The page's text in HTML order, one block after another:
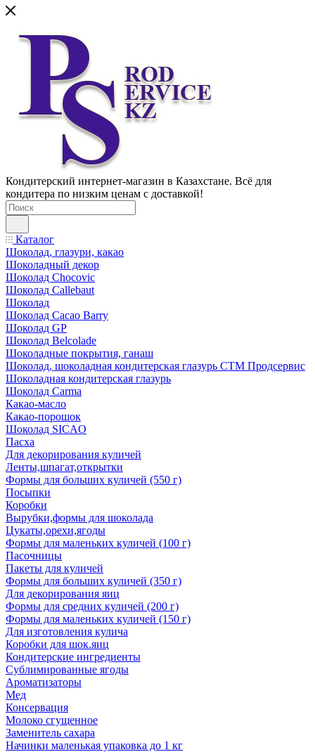
Кондитерский интернет-магазин в Казахстане. Всё для
кондитера по низким ценам с доставкой!
Каталог
Шоколад, глазури, какао
Шоколадный декор
Шоколад Chocovic
Шоколад Callebaut
Шоколад
Шоколад Cacao Barry
Шоколад GP
Шоколад Belcolade
Шоколадные покрытия, ганаш
Шоколад, шоколадная кондитерская глазурь СТМ Продсервис
Шоколадная кондитерская глазурь
Шоколад Carma
Какао-масло
Какао-порошок
Шоколад SICAO
Пасха
Для декорирования куличей
Ленты,шпагат,открытки
Формы для больших куличей (550 г)
Посыпки
Коробки
Вырубки,формы для шоколада
Цукаты,орехи,ягоды
Формы для маленьких куличей (100 г)
Пасочницы
Пакеты для куличей
Формы для больших куличей (350 г)
Для декорирования яиц
Формы для средних куличей (200 г)
Формы для маленьких куличей (150 г)
Для изготовления кулича
Коробки для шок.яиц
Кондитерские ингредиенты
Сублимированные ягоды
Ароматизаторы
Мед
Консервация
Молоко сгущенное
Заменитель сахара
Начинки маленькая упаковка до 1 кг